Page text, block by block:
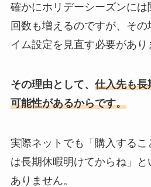
確かにホリデーシーズンには
回数も増えるのですが、そ
イム設定を見直す必要があり
その理由として、 仕入先も長
可能性があるからです。
実際ネットでも「購入するこ
は長期休暇明けてからね」
ありません。